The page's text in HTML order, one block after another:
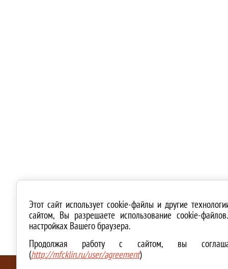
Этот сайт использует cookie-файлы и другие
сайтом, Вы разрешаете использование cookie-
настройках Вашего браузера.
Продолжая работу с сайтом, вы
(http://mfcklin.ru/user/agreement)